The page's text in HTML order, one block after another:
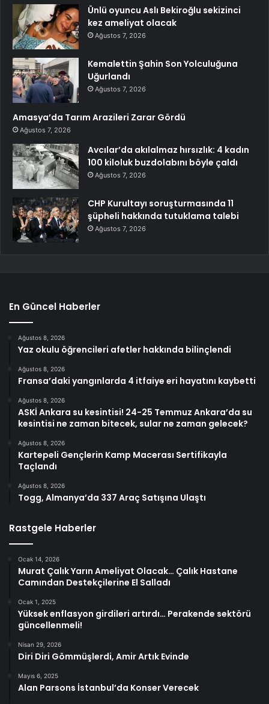
Ünlü oyuncu Aslı Bekiroğlu sekizinci
kez ameliyat olacak
Ağustos 7, 2026
Kemalettin Şahin Son Yolculuğuna
Uğurlandı
Ağustos 7, 2026
Amasya’da Tarım Arazileri Zarar Gördü
Ağustos 7, 2026
Avcılar’da akılalmaz hırsızlık: 4 kadın
100 kiloluk buzdolabını böyle çaldı
Ağustos 7, 2026
CHP Kurultayı soruşturmasında 11
şüpheli hakkında tutuklama talebi
Ağustos 7, 2026
En Güncel Haberler
Ağustos 8, 2026
Yaz okulu öğrencileri afetler hakkında bilinçlendi
Ağustos 8, 2026
Fransa’daki yangınlarda 4 itfaiye eri hayatını kaybetti
Ağustos 8, 2026
ASKİ Ankara su kesintisi! 24-25 Temmuz Ankara’da su
kesintisi ne zaman bitecek, sular ne zaman gelecek?
Ağustos 8, 2026
Kartepeli Gençlerin Kamp Macerası Sertifikayla
Taçlandı
Ağustos 8, 2026
Togg, Almanya’da 337 Araç Satışına Ulaştı
Rastgele Haberler
Ocak 14, 2026
Murat Çalık Yarın Ameliyat Olacak… Çalık Hastane
Camından Destekçilerine El Salladı
Ocak 1, 2025
Yüksek enflasyon girdileri artırdı… Perakende sektörü
güncellenmeli!
Nisan 29, 2026
Diri Diri Gömmüşlerdi, Amir Artık Evinde
Mayıs 6, 2025
Alan Parsons İstanbul’da Konser Verecek